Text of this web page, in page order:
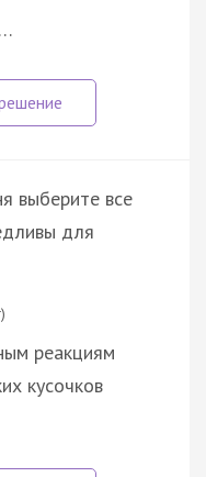
выберите все
для
реакциям
кусочков